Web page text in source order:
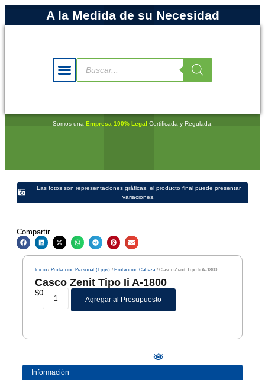
A la Medida de su Necesidad
Somos una Empresa 100% Legal Certificada y Regulada.
Las fotos son representaciones gráficas, el producto final puede presentar
variaciones.
Compartir
Inicio/ Protección Personal (Epps) /Protección Cabeza / Casco Zenit Tipo Ii A-1800
Casco Zenit Tipo Ii A-1800
$0
Agregar al Presupuesto
Información